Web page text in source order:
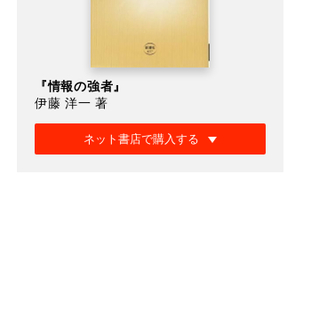
『情報の強者』
伊藤 洋一 著
ネット書店で購入する